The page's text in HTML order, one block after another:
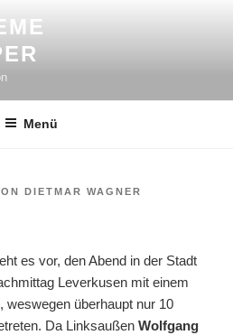
Menü
DIETMAR WAGNER
es vor, den Abend in der Stadt
Leverkusen mit einem
weswegen überhaupt nur 10
Da Linksaußen Wolfgang